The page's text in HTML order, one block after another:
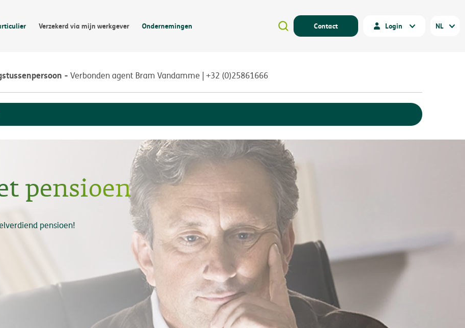
Verzekerd via mijn werkgever Ondernemingen Contact Login NL
Verbonden agent Bram Vandamme | +32 (0)25861666
pensioen
pensioen!